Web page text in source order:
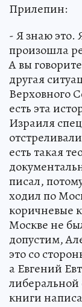
Прилепин:
- Я знаю это.
произошла
А вы
другая
Верховного
есть эта
Израиля
есть такая
писал,
ходил по
коричневые
Москве не
допустим,
это со
а Евгений
либеральной
книги